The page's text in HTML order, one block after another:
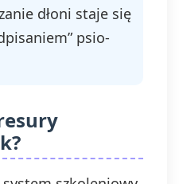
dłoni staje się
psio-